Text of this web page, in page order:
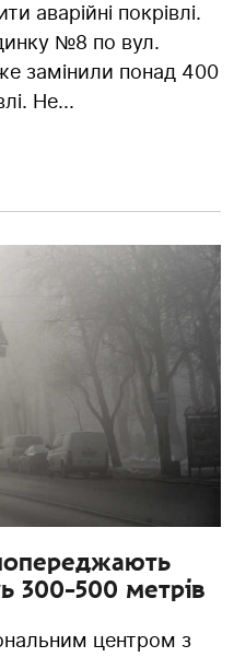
аварійні покрівлі.
№8 по вул.
замінили понад 400
Не...
300-500 метрів
центром з